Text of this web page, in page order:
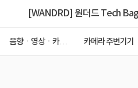
[WANDRD] 원더드 Tech
음향ㆍ영상ㆍ카메
카메라 주변기기